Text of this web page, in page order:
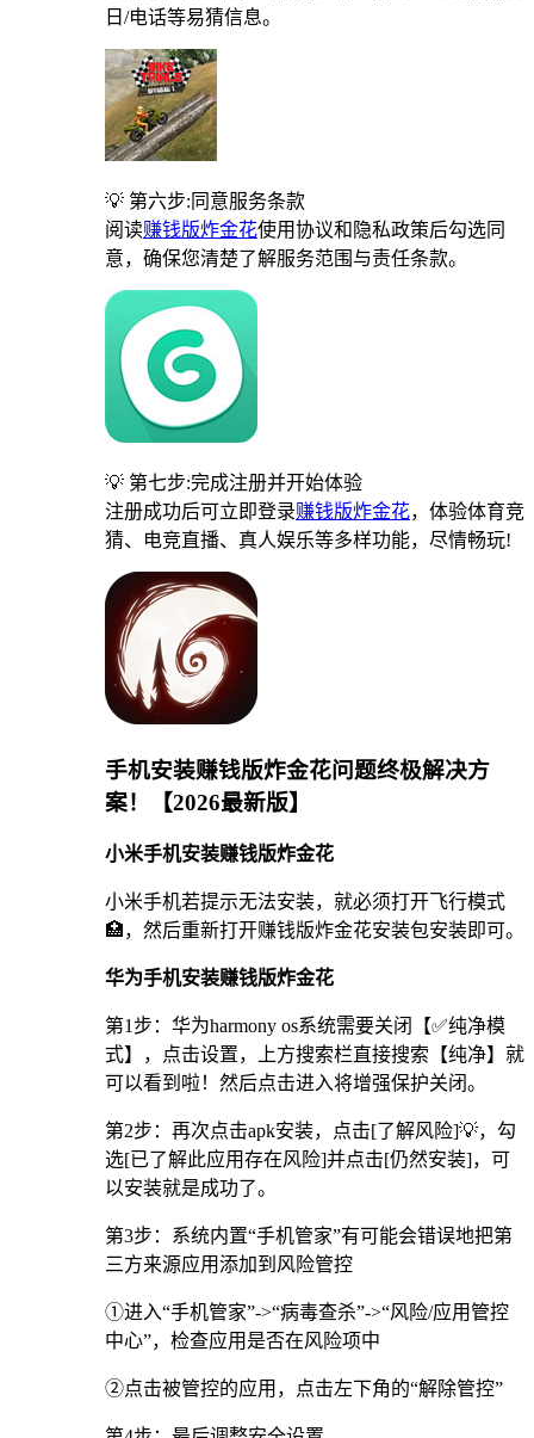
日/电话等易猜信息。
💡 第六步:同意服务条款
阅读赚钱版炸金花使用协议和隐私政策后勾选同
意，确保您清楚了解服务范围与责任条款。
💡 第七步:完成注册并开始体验
注册成功后可立即登录赚钱版炸金花，体验体育竞
猜、电竞直播、真人娱乐等多样功能，尽情畅玩!
手机安装赚钱版炸金花问题终极解决方
案！【2026最新版】
小米手机安装赚钱版炸金花
小米手机若提示无法安装，就必须打开飞行模式
🏥，然后重新打开赚钱版炸金花安装包安装即可。
华为手机安装赚钱版炸金花
第1步：华为harmony os系统需要关闭【✅纯净模
式】，点击设置，上方搜索栏直接搜索【纯净】就
可以看到啦！然后点击进入将增强保护关闭。
第2步：再次点击apk安装，点击[了解风险]💡，勾
选[已了解此应用存在风险]并点击[仍然安装]，可
以安装就是成功了。
第3步：系统内置“手机管家”有可能会错误地把第
三方来源应用添加到风险管控
①进入“手机管家”->“病毒查杀”->“风险/应用管控
中心”，检查应用是否在风险项中
②点击被管控的应用，点击左下角的“解除管控”